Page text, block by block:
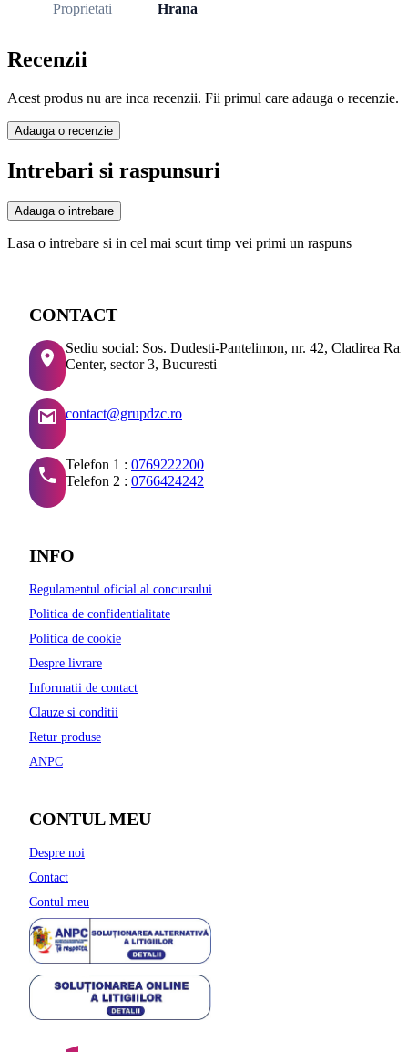
Proprietati Hrana
Recenzii
Acest produs nu are inca recenzii. Fii primul care adauga o recenzie.
Adauga o recenzie
Intrebari si raspunsuri
Adauga o intrebare
Lasa o intrebare si in cel mai scurt timp vei primi un raspuns
CONTACT
Sediu social: Sos. Dudesti-Pantelimon, nr. 42, Cladirea
Center, sector 3, Bucuresti
contact@grupdzc.ro
Telefon 1 : 0769222200
Telefon 2 : 0766424242
INFO
Regulamentul oficial al concursului
Politica de confidentialitate
Politica de cookie
Despre livrare
Informatii de contact
Clauze si conditii
Retur produse
ANPC
CONTUL MEU
Despre noi
Contact
Contul meu